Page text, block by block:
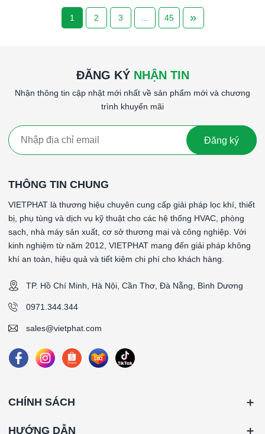
1 2 3 45 »
ĐĂNG KÝ NHẬN TIN
Nhận thông tin cập nhật mới nhất về sản phẩm mới và chương
trình khuyến mãi
Đăng ký
THÔNG TIN CHUNG
VIETPHAT là thương hiệu chuyên cung cấp giải pháp lọc khí, thiết
bị, phụ tùng và dịch vụ kỹ thuật cho các hệ thống HVAC, phòng
sạch, nhà máy sản xuất, cơ sở thương mại và công nghiệp. Với
kinh nghiệm từ năm 2012, VIETPHAT mang đến giải pháp không
khí an toàn, hiệu quả và tiết kiệm chi phí cho khách hàng.
TP. Hồ Chí Minh, Hà Nội, Cần Thơ, Đà Nẵng, Bình Dương
0971.344.344
sales@vietphat.com
CHÍNH SÁCH
HƯỚNG DẪN